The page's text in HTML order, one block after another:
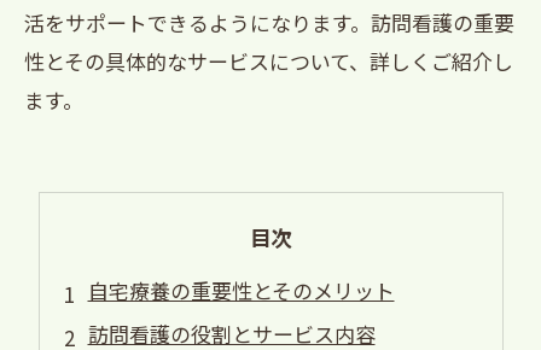
活をサポートできるようになります。訪問看護の重要
性とその具体的なサービスについて、詳しくご紹介し
ます。
目次
自宅療養の重要性とそのメリット
訪問看護の役割とサービス内容